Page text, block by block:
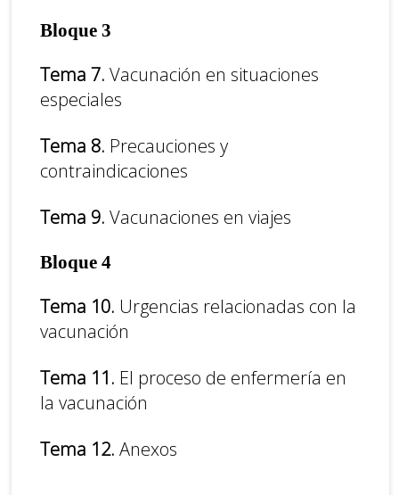
Bloque 3
Tema 7. Vacunación en situaciones
especiales
Tema 8. Precauciones y
contraindicaciones
Tema 9. Vacunaciones en viajes
Bloque 4
Tema 10. Urgencias relacionadas con la
vacunación
Tema 11. El proceso de enfermería en
la vacunación
Tema 12. Anexos